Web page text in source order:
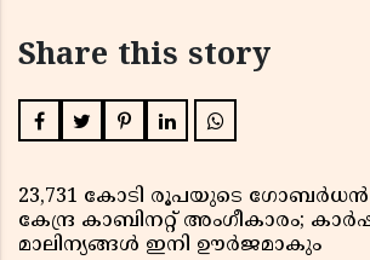
Share this story
23,731 കോടി രൂപയുടെ ഗോബർധൻ
കേന്ദ്ര കാബിനറ്റ് അംഗീകാരം;
മാലിന്യങ്ങൾ ഇനി ഊർജമാകും